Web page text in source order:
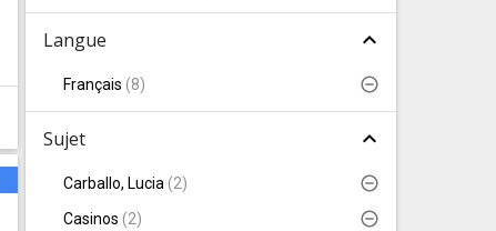
Langue expand_less
Français (8)
Sujet expand_less
Carballo, Lucia (2)
Casinos (2)